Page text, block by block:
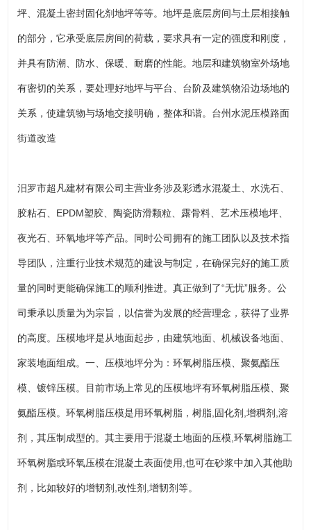
坪、混凝土密封固化剂地坪等等。地坪是底层房间与土层相接触
的部分，它承受底层房间的荷载，要求具有一定的强度和刚度，
并具有防潮、防水、保暖、耐磨的性能。地层和建筑物室外场地
有密切的关系，要处理好地坪与平台、台阶及建筑物沿边场地的
关系，使建筑物与场地交接明确，整体和谐。台州水泥压模路面
街道改造
汨罗市超凡建材有限公司主营业务涉及彩透水混凝土、水洗石、
胶粘石、EPDM塑胶、陶瓷防滑颗粒、露骨料、艺术压模地坪、
夜光石、环氧地坪等产品。同时公司拥有的施工团队以及技术指
导团队，注重行业技术规范的建设与制定，在确保完好的施工质
量的同时更能确保施工的顺利推进。真正做到了“无忧”服务。公
司秉承以质量为为宗旨，以信誉为发展的经营理念，获得了业界
的高度。压模地坪是从地面起步，由建筑地面、机械设备地面、
家装地面组成。一、压模地坪分为：环氧树脂压模、聚氨酯压
模、镀锌压模。目前市场上常见的压模地坪有环氧树脂压模、聚
氨酯压模。环氧树脂压模是用环氧树脂，树脂,固化剂,增稠剂,溶
剂，其压制成型的。其主要用于混凝土地面的压模,环氧树脂施工
环氧树脂或环氧压模在混凝土表面使用,也可在砂浆中加入其他助
剂，比如较好的增韧剂,改性剂,增韧剂等。